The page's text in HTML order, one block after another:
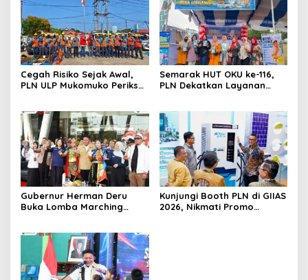
Cegah Risiko Sejak Awal,
PLN ULP Mukomuko Periksa
Semarak HUT OKU ke-116,
PLN Dekatkan Layanan
Gubernur Herman Deru
Buka Lomba Marching
dan Kedisiplinan Generasi
Muda
Kunjungi Booth PLN di GIIAS
2026, Nikmati Promo